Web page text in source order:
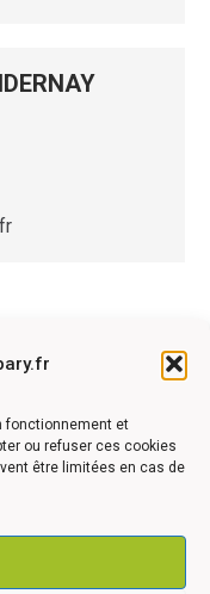
fonctionnement et
ou refuser ces cookies
être limitées en cas de
de l'Union